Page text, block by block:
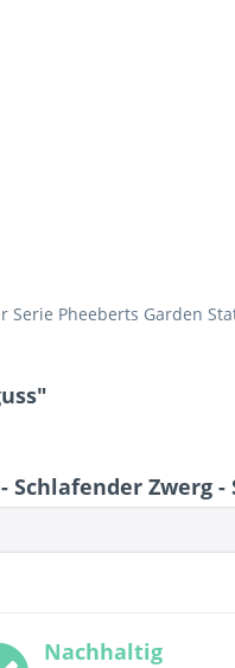
Pheeberts Garden
Zwerg -
Nachhaltig